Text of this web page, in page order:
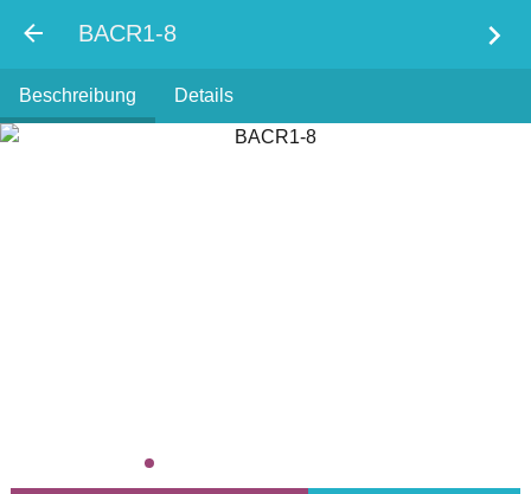
BACR1-8 chevron_right
Beschreibung Details